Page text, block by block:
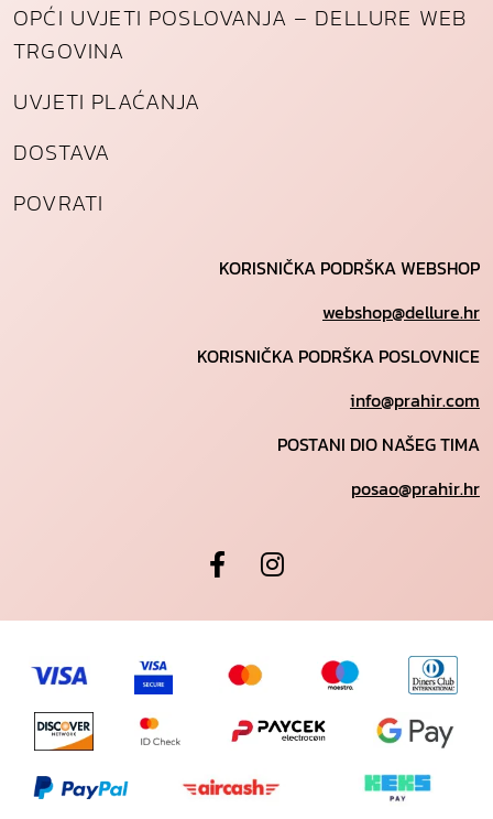
OPĆI UVJETI POSLOVANJA – DELLURE WEB
TRGOVINA
UVJETI PLAĆANJA
DOSTAVA
POVRATI
KORISNIČKA PODRŠKA WEBSHOP
webshop@dellure.hr
KORISNIČKA PODRŠKA POSLOVNICE
info@prahir.com
POSTANI DIO NAŠEG TIMA
posao@prahir.hr